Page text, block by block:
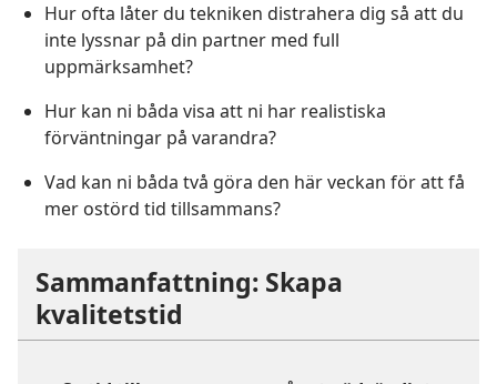
Hur ofta låter du tekniken distrahera dig så att du
inte lyssnar på din partner med full
uppmärksamhet?
Hur kan ni båda visa att ni har realistiska
förväntningar på varandra?
Vad kan ni båda två göra den här veckan för att få
mer ostörd tid tillsammans?
Sammanfattning: Skapa
kvalitetstid